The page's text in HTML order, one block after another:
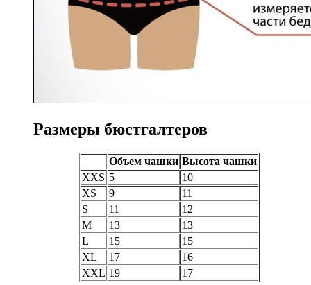
Размеры бюстгалтеров
Объем чашки Высота чашки
XXS 5
10
XS
9
11
S
11
12
M
13
13
L
15
15
XL
17
16
XXL 19 17